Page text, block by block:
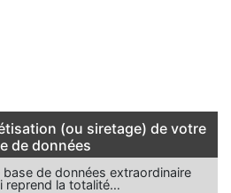
(ou siretage) de votre
de données
base de données extraordinaire
reprend la totalité…